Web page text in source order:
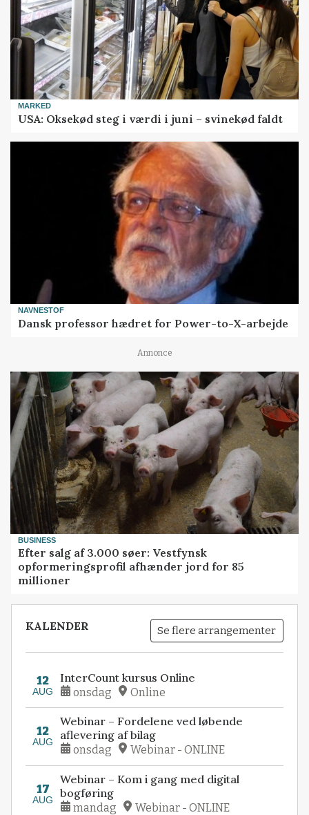
MARKED
USA: Oksekød steg i værdi i juni – svinekød faldt
NAVNESTOF
Dansk professor hædret for Power-to-X-arbejde
Annonce
BUSINESS
Efter salg af 3.000 søer: Vestfynsk
opformeringsprofil afhænder jord for 85
millioner
KALENDER Se flere arrangementer
12
AUG
InterCount kursus Online
onsdag Online
12
AUG
Webinar – Fordelene ved løbende
aflevering af bilag
onsdag Webinar - ONLINE
17
AUG
Webinar – Kom i gang med digital
bogføring
mandag Webinar - ONLINE